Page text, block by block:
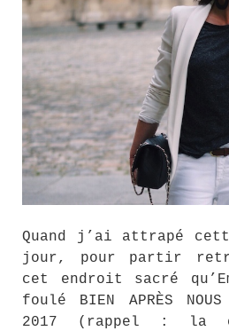
Quand j’ai attrapé
jour, pour partir
cet endroit sacré
foulé BIEN APRÈS
2017 (rappel : la